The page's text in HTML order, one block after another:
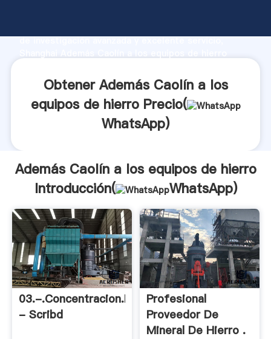
de investigación avanzada y excelente servicio,
clientes.Obtener Además Caolín a los
equipos de hierro Precio(
WhatsApp)
Además Caolín a los equipos de hierro
Introducción(
WhatsApp)
03.-.Concentracion.Magnetica
- Scribd
Profesional
Proveedor De
Mineral De Hierro .